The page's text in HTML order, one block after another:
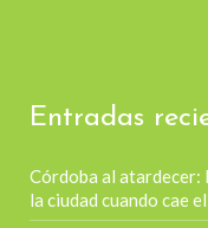
Entradas
Córdoba al atardecer:
la ciudad cuando cae